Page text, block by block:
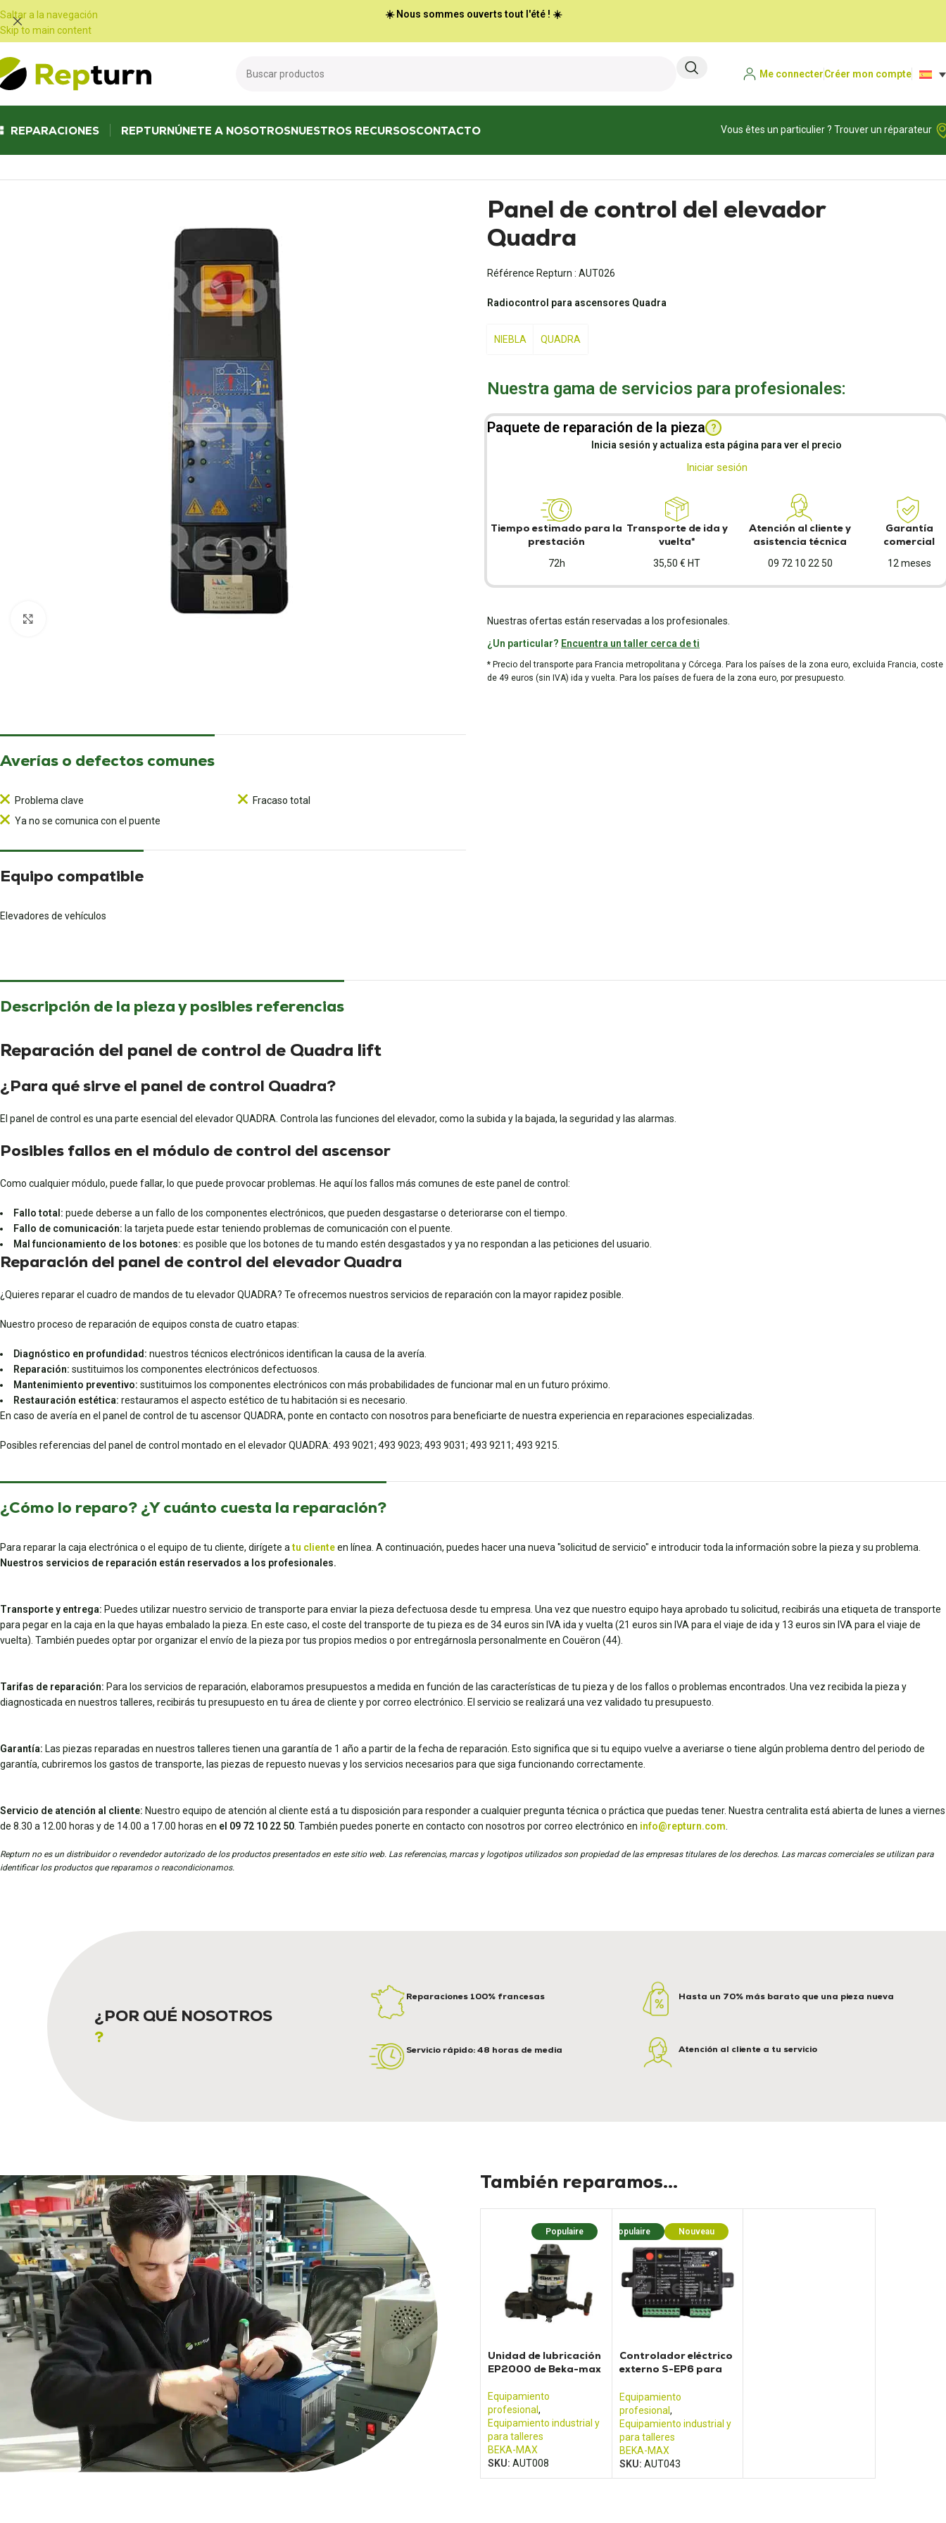
Saltar a la navegación
Skip to main content
☀️ Nous sommes ouverts tout l'été ! ☀️
Me connecterCréer mon compte
REPARACIONES REPTURNÚNETE A NOSOTROSNUESTROS RECURSOSCONTACTO
Vous êtes un particulier ? Trouver un réparateur
Panel de control del elevador
Quadra
Référence Repturn : AUT026
Radiocontrol para ascensores Quadra
NIEBLA QUADRA
Nuestra gama de servicios para profesionales:
Paquete de reparación de la pieza ?
Inicia sesión y actualiza esta página para ver el precio
Iniciar sesión
Tiempo estimado para la
prestación
72h
Transporte de ida y
vuelta*
35,50 € HT
Atención al cliente y
asistencia técnica
09 72 10 22 50
Garantía
comercial
12 meses
Nuestras ofertas están reservadas a los profesionales.
¿Un particular? Encuentra un taller cerca de ti
* Precio del transporte para Francia metropolitana y Córcega. Para los países de la zona euro, excluida Francia, coste
de 49 euros (sin IVA) ida y vuelta. Para los países de fuera de la zona euro, por presupuesto.
Averías o defectos comunes
Problema clave
Ya no se comunica con el puente
Fracaso total
Equipo compatible
Elevadores de vehículos
Descripción de la pieza y posibles referencias
Reparación del panel de control de Quadra lift
¿Para qué sirve el panel de control Quadra?
El panel de control es una parte esencial del elevador QUADRA. Controla las funciones del elevador, como la subida y la bajada, la seguridad y las alarmas.
Posibles fallos en el módulo de control del ascensor
Como cualquier módulo, puede fallar, lo que puede provocar problemas. He aquí los fallos más comunes de este panel de control:
Fallo total: puede deberse a un fallo de los componentes electrónicos, que pueden desgastarse o deteriorarse con el tiempo.
Fallo de comunicación: la tarjeta puede estar teniendo problemas de comunicación con el puente.
Mal funcionamiento de los botones: es posible que los botones de tu mando estén desgastados y ya no respondan a las peticiones del usuario.
Reparación del panel de control del elevador Quadra
¿Quieres reparar el cuadro de mandos de tu elevador QUADRA? Te ofrecemos nuestros servicios de reparación con la mayor rapidez posible.
Nuestro proceso de reparación de equipos consta de cuatro etapas:
Diagnóstico en profundidad: nuestros técnicos electrónicos identifican la causa de la avería.
Reparación: sustituimos los componentes electrónicos defectuosos.
Mantenimiento preventivo: sustituimos los componentes electrónicos con más probabilidades de funcionar mal en un futuro próximo.
Restauración estética: restauramos el aspecto estético de tu habitación si es necesario.
En caso de avería en el panel de control de tu ascensor QUADRA, ponte en contacto con nosotros para beneficiarte de nuestra experiencia en reparaciones especializadas.
Posibles referencias del panel de control montado en el elevador QUADRA: 493 9021; 493 9023; 493 9031; 493 9211; 493 9215.
¿Cómo lo reparo? ¿Y cuánto cuesta la reparación?
Para reparar la caja electrónica o el equipo de tu cliente, dirígete atu clienteen línea. A continuación, puedes hacer una nueva "solicitud de servicio" e introducir toda la información sobre la pieza y su problema.
Nuestros servicios de reparación están reservados a los profesionales.
Transporte y entrega: Puedes utilizar nuestro servicio de transporte para enviar la pieza defectuosa desde tu empresa. Una vez que nuestro equipo haya aprobado tu solicitud, recibirás una etiqueta de transporte
para pegar en la caja en la que hayas embalado la pieza. En este caso, el coste del transporte de tu pieza es de 34 euros sin IVA ida y vuelta (21 euros sin IVA para el viaje de ida y 13 euros sin IVA para el viaje de
vuelta). También puedes optar por organizar el envío de la pieza por tus propios medios o por entregárnosla personalmente en Couëron (44).
Tarifas de reparación: Para los servicios de reparación, elaboramos presupuestos a medida en función de las características de tu pieza y de los fallos o problemas encontrados. Una vez recibida la pieza y
diagnosticada en nuestros talleres, recibirás tu presupuesto en tu área de cliente y por correo electrónico. El servicio se realizará una vez validado tu presupuesto.
Garantía: Las piezas reparadas en nuestros talleres tienen una garantía de 1 año a partir de la fecha de reparación. Esto significa que si tu equipo vuelve a averiarse o tiene algún problema dentro del periodo de
garantía, cubriremos los gastos de transporte, las piezas de repuesto nuevas y los servicios necesarios para que siga funcionando correctamente.
Servicio de atención al cliente: Nuestro equipo de atención al cliente está a tu disposición para responder a cualquier pregunta técnica o práctica que puedas tener. Nuestra centralita está abierta de lunes a viernes
de 8.30 a 12.00 horas y de 14.00 a 17.00 horas en el 09 72 10 22 50 . También puedes ponerte en contacto con nosotros por correo electrónico en info@repturn.com
Repturn no es un distribuidor o revendedor autorizado de los productos presentados en este sitio web. Las referencias, marcas y logotipos utilizados son propiedad de las empresas titulares de los derechos. Las marcas comerciales se utilizan para
identificar los productos que reparamos o reacondicionamos.
¿POR QUÉ NOSOTROS
?
Reparaciones 100% francesas
Servicio rápido: 48 horas de media
Hasta un 70% más barato que una pieza nueva
Atención al cliente a tu servicio
También reparamos...
Populaire
Unidad de lubricación
EP2000 de Beka-max
Equipamiento
profesional ,
Equipamiento industrial y
para talleres
BEKA-MAX
SKU: AUT008
Populaire Nouveau
Controlador eléctrico
externo S-EP6 para
Equipamiento
profesional ,
Equipamiento industrial y
para talleres
BEKA-MAX
SKU: AUT043